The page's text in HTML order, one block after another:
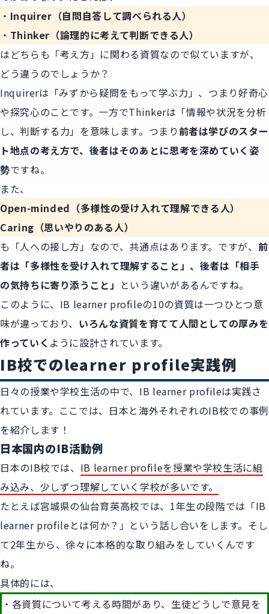
・ Inquirer（自問自答して調べられる人）
・ Thinker（論理的に考えて判断できる人）
はどちらも「考え方」に関わる資質なので似ていますが、
どう違うのでしょうか？
Inquirerは「みずから疑問をもって学ぶ力」、つまり好奇心
や探究心のことです。一方でThinkerは「情報や状況を分析
し、判断する力」を意味します。つまり 前者は学びのスター
ト地点の考え方で、後者はそのあとに思考を深めていく姿
勢ですね。
また、
Open-minded（多様性の受け入れて理解できる人）
Caring（思いやりのある人）
も「人への接し方」なので、共通点はあります。ですが、 前
者は「多様性を受け入れて理解すること」、後者は「相手
の気持ちに寄り添うこと」 という違いがあるんですね。
このように、IB learner profileの10の資質は一つひとつ意
味が違っており、 いろんな資質を育てて人間としての厚みを
作っていく ように設計されています。
IB校でのlearner profile実践例
日々の授業や学校生活の中で、IB learner profileは実践さ
れています。ここでは、日本と海外それぞれのIB校での事例
を紹介します！
日本国内のIB活動例
日本のIB校では、 IB learner profileを授業や学校生活に組
み込み、少しずつ理解していく学校が多いです。
たとえば宮城県の仙台育英高校では、1年生の段階では「IB
learner profileとは何か？」という話し合いをします。そし
て2年生から、徐々に本格的な取り組みをしていくんです
ね。
具体的には、
・各資質について考える時間があり、生徒どうしで意見を